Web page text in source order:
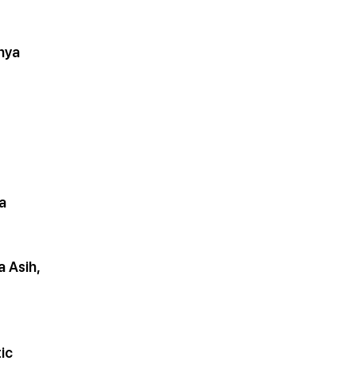
Asih,